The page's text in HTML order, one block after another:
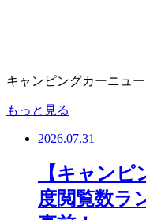
キャンピングカーニュ
もっと見る
2026.07.31
【キャンピ
度閲覧数ラ